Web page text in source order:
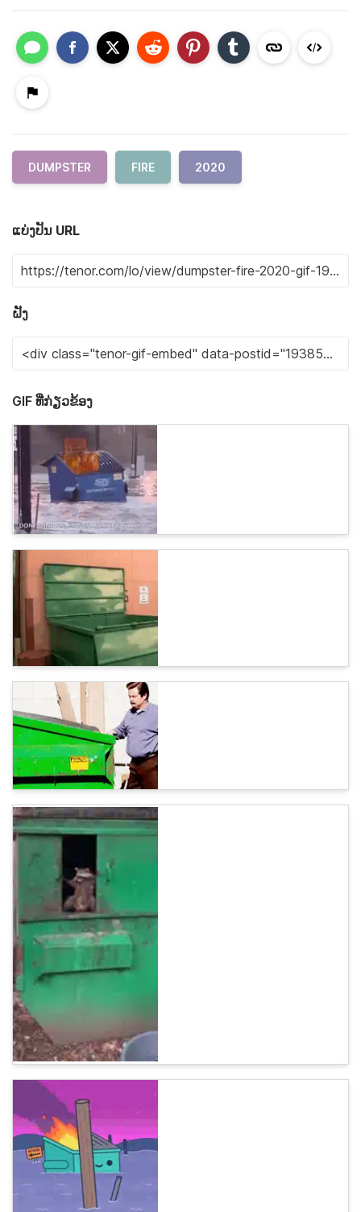
DUMPSTER FIRE 2020
ແບ່ງປັນ URL
ຝັງ
GIF ທີ່ກ່ຽວຂ້ອງ